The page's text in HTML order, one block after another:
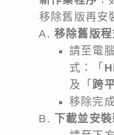
移除舊版再安
移除舊版程
請至電
式：「
及「 跨
移除完
下載並安裝